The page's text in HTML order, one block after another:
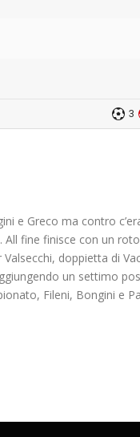
3
e Greco ma contro
fine finisce con un
doppietta di
un settimo
Fileni, Bongini e